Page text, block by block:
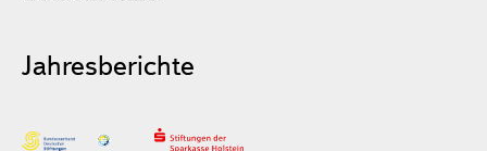
Jahresberichte